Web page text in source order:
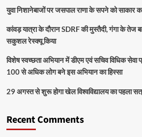
युवा निशानेबाजों पर जसपाल राणा के सपने को साकार
कांवड़ यात्रा के दौरान SDRF की मुस्तैदी, गंगा के तेज
सकुशल रेस्क्यू किया
विशेष स्वच्छता अभियान में डीएम एवं सचिव विधिक सेवा
100 से अधिक लोग बने इस अभियान का हिस्सा
29 अगस्त से शुरू होगा खेल विश्वविद्यालय का पहला
Recent Comments